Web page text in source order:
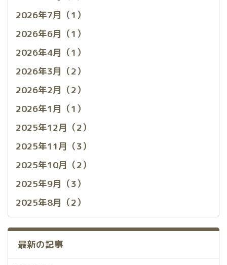
2026年7月（1）
2026年6月（1）
2026年4月（1）
2026年3月（2）
2026年2月（2）
2026年1月（1）
2025年12月（2）
2025年11月（3）
2025年10月（2）
2025年9月（3）
2025年8月（2）
最新の記事